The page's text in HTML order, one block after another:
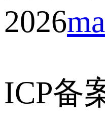
2026
ICP备